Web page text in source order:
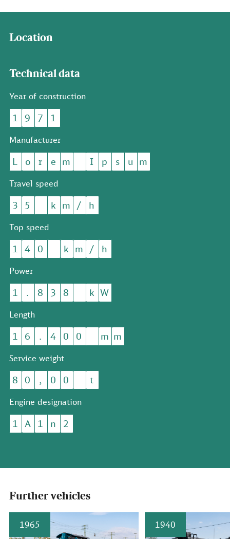
Location
Technical data
Year of construction
1 9 7 1
Manufacturer
L o r e m I p s u m
Travel speed
3 5 k m / h
Top speed
1 4 0 k m / h
Power
1 . 8 3 8 k W
Length
1 6 . 4 0 0 m m
Service weight
8 0 , 0 0 t
Engine designation
1 A 1 n 2
Further vehicles
1965 1940